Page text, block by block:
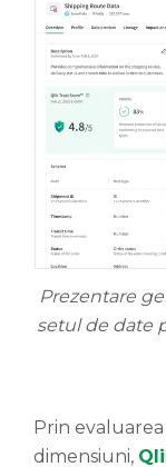
Prezentare
setul de date
Prin
dimensiuni,